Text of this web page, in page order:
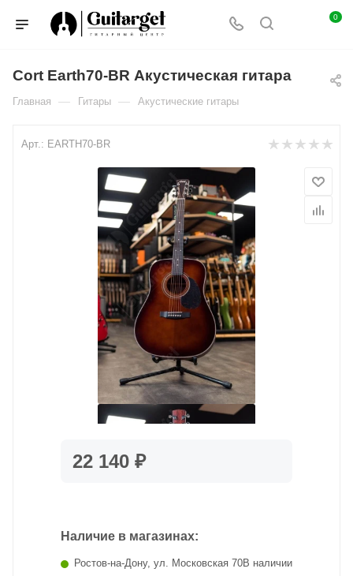
0
Cort Earth70-BR Акустическая гитара
Главная — Гитары — Акустические гитары
Арт.: EARTH70-BR
22 140 ₽
Наличие в магазинах:
Ростов-на-Дону, ул. Московская 70В наличии